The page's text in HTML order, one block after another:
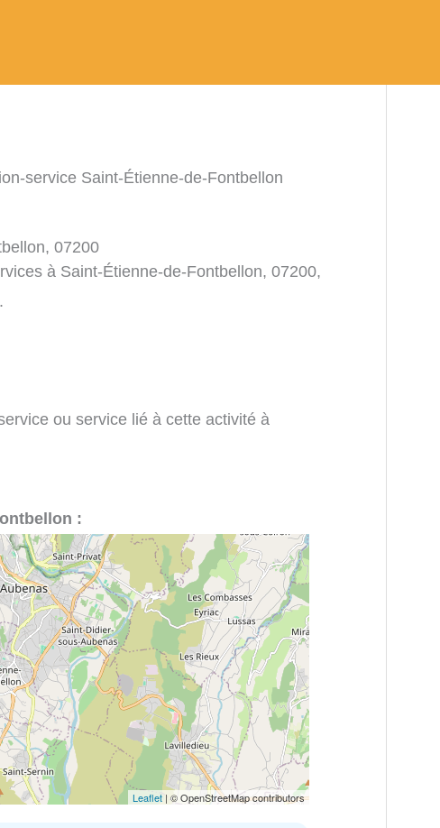
service Saint-Étienne-de-Fontbellon
07200
à Saint-Étienne-de-Fontbellon, 07200,
ou service lié à cette activité à
:
Leaflet | © OpenStreetMap contributors